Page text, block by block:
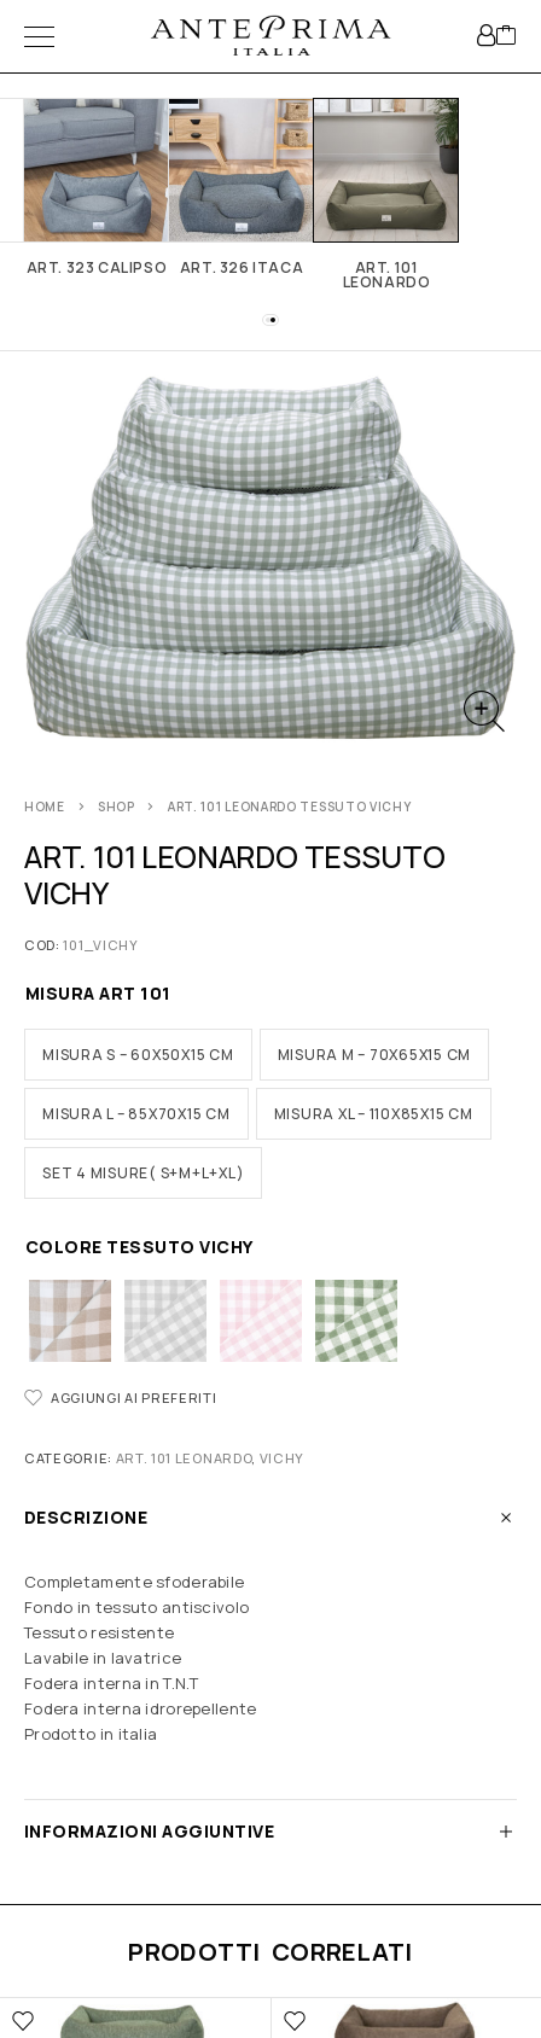
ART. 323 CALIPSO ART. 326 ITACA ART. 101
LEONARDO
HOME SHOP ART. 101 LEONARDO TESSUTO VICHY
ART. 101 LEONARDO TESSUTO
VICHY
COD:101_VICHY
MISURA ART 101
MISURA S – 60X50X15 CM MISURA M – 70X65X15 CM
MISURA L – 85X70X15 CM MISURA XL – 110X85X15 CM
SET 4 MISURE( S+M+L+XL)
COLORE TESSUTO VICHY
AGGIUNGI AI PREFERITI
CATEGORIE: ART. 101 LEONARDO, VICHY
DESCRIZIONE
Completamente sfoderabile
Fondo in tessuto antiscivolo
Tessuto resistente
Lavabile in lavatrice
Fodera interna in T.N.T
Fodera interna idrorepellente
Prodotto in italia
INFORMAZIONI AGGIUNTIVE
PRODOTTI CORRELATI